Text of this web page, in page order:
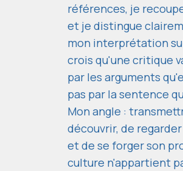
références, je
et je distingue
mon interprétation
crois qu'une critique
par les arguments
pas par la sentence
Mon angle :
découvrir, de
et de se forger son
culture n'appartient